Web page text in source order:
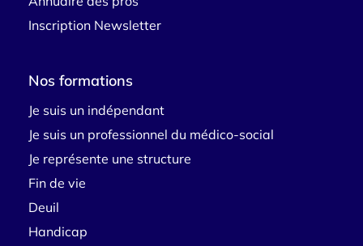
Inscription Newsletter
Nos formations
Je suis un indépendant
Je suis un professionnel du médico-social
Je représente une structure
Fin de vie
Deuil
Handicap